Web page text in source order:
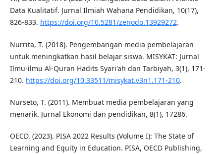
Data Kualitatif. Jurnal Ilmiah Wahana Pendidikan, 10(17),
826-833. https://doi.org/10.5281/zenodo.13929272.
Nurrita, T. (2018). Pengembangan media pembelajaran
untuk meningkatkan hasil belajar siswa. MISYKAT: Jurnal
Ilmu-ilmu Al-Quran Hadits Syari'ah dan Tarbiyah, 3(1), 171-
210. https://doi.org/10.33511/misykat.v3n1.171-210.
Nurseto, T. (2011). Membuat media pembelajaran yang
menarik. Jurnal Ekonomi dan pendidikan, 8(1), 17286.
OECD. (2023). PISA 2022 Results (Volume I): The State of
Learning and Equity in Education. PISA, OECD Publishing,